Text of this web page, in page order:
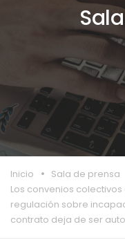
Inicio
Sala de prensa
Los convenios
regulación sobre
contrato deja de ser